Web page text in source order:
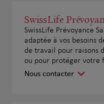
SwissLife
SwissLife Prévoyance
adaptée à vos besoins
de travail pour raisons
ou pour protéger votre
Nous contacter